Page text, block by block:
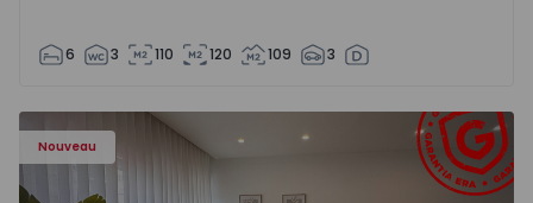
6 3 110 120 109 3
Nouveau
Appartement T1 Lourinhã, Vimeiro - 1575406 - 1